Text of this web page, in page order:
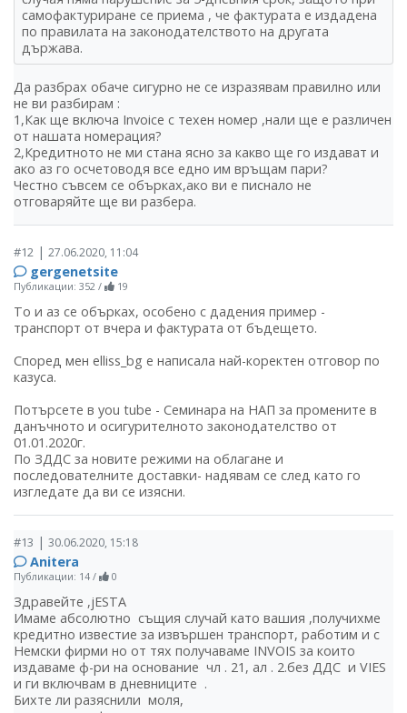
самофактуриране се приема , че фактурата е издадена
по правилата на законодателството на другата
държава.
Да разбрах обаче сигурно не се изразявам правилно или
не ви разбирам :
1,Как ще включа Invoice с техен номер ,нали ще е различен
от нашата номерация?
2,Кредитното не ми стана ясно за какво ще го издават и
ако аз го осчетоводя все едно им връщам пари?
Честно съвсем се обърках,ако ви е писнало не
отговаряйте ще ви разбера.
#12 | 27.06.2020, 11:04
gergenetsite
Публикации: 352 / 19
То и аз се обърках, особено с дадения пример -
транспорт от вчера и фактурата от бъдещето.
Според мен elliss_bg е написала най-коректен отговор по
казуса.
Потърсете в you tube - Семинара на НАП за промените в
данъчното и осигурителното законодателство от
01.01.2020г.
По ЗДДС за новите режими на облагане и
последователните доставки- надявам се след като го
изгледате да ви се изясни.
#13 | 30.06.2020, 15:18
Аnitera
Публикации: 14 / 0
Здравейте ,jESTA
Имаме абсолютно същия случай като вашия ,получихме
кредитно известие за извършен транспорт, работим и с
Немски фирми но от тях получаваме INVOIS за които
издаваме ф-ри на основание чл . 21, ал . 2.без ДДС и VIES
и ги включвам в дневниците .
Бихте ли разяснили моля,